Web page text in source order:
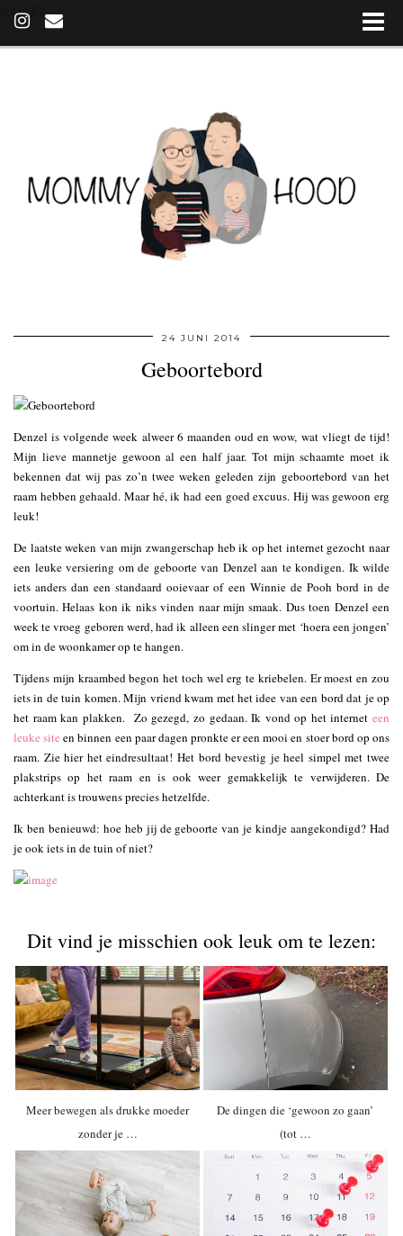
(~215 B)
24 JUNI 2014
Geboortebord
Denzel is volgende week alweer 6 maanden oud en wow, wat vliegt de tijd!
Mijn lieve mannetje gewoon al een half jaar. Tot mijn schaamte moet ik
bekennen dat wij pas zo’n twee weken geleden zijn geboortebord van het
raam hebben gehaald. Maar hé, ik had een goed excuus. Hij was gewoon erg
leuk!
De laatste weken van mijn zwangerschap heb ik op het internet gezocht naar
een leuke versiering om de geboorte van Denzel aan te kondigen. Ik wilde
iets anders dan een standaard ooievaar of een Winnie de Pooh bord in de
voortuin. Helaas kon ik niks vinden naar mijn smaak. Dus toen Denzel een
week te vroeg geboren werd, had ik alleen een slinger met ‘hoera een jongen’
om in de woonkamer op te hangen.
Tijdens mijn kraambed begon het toch wel erg te kriebelen. Er moest en zou
iets in de tuin komen. Mijn vriend kwam met het idee van een bord dat je op
het raam kan plakken. Zo gezegd, zo gedaan. Ik vond op het internet een
leuke site en binnen een paar dagen pronkte er een mooi en stoer bord op ons
raam. Zie hier het eindresultaat! Het bord bevestig je heel simpel met twee
plakstrips op het raam en is ook weer gemakkelijk te verwijderen. De
achterkant is trouwens precies hetzelfde.
Ik ben benieuwd: hoe heb jij de geboorte van je kindje aangekondigd? Had
je ook iets in de tuin of niet?
Dit vind je misschien ook leuk om te lezen:
Meer bewegen als drukke moeder
zonder je …
De dingen die ‘gewoon zo gaan’
(tot …